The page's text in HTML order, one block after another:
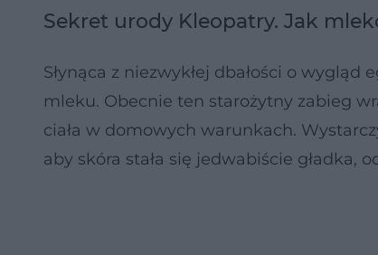
Sekret urody Kleopatry. Jak
Słynąca z niezwykłej dbałości o
mleku. Obecnie ten starożytny zabieg
ciała w domowych warunkach.
aby skóra stała się jedwabiście gładka,